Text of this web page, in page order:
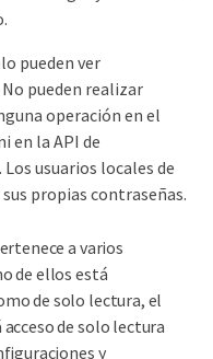
pueden ver
pueden realizar
operación en el
en la API de
usuarios locales de
propias contraseñas.
a varios
de ellos está
de solo lectura, el
de solo lectura
y